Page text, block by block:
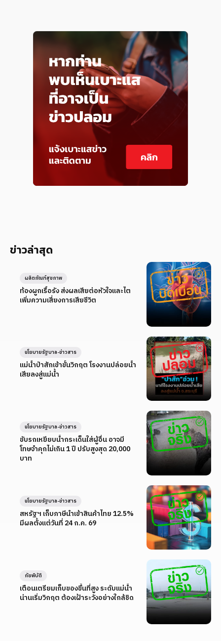
ข่าวล่าสุด
ท้องผูกเรื้อรัง ส่งผลเสียต่อหัวใจและไต
เพิ่มความเสี่ยงการเสียชีวิต
ผลิตภัณฑ์สุขภาพ
แม่น้ำป่าสักเข้าขั้นวิกฤต โรงงานปล่อยน้ำ
เสียลงสู่แม่น้ำ
นโยบายรัฐบาล-ข่าวสาร
ขับรถเหยียบน้ำกระเด็นใส่ผู้อื่น อาจมี
โทษจำคุกไม่เกิน 1 ปี ปรับสูงสุด 20,000
บาท
นโยบายรัฐบาล-ข่าวสาร
สหรัฐฯ เก็บภาษีนำเข้าสินค้าไทย 12.5%
มีผลตั้งแต่วันที่ 24 ก.ค. 69
นโยบายรัฐบาล-ข่าวสาร
เตือนเตรียมเก็บของขึ้นที่สูง ระดับแม่น้ำ
น่านเริ่มวิกฤต ต้องเฝ้าระวังอย่างใกล้ชิด
ภัยพิบัติ